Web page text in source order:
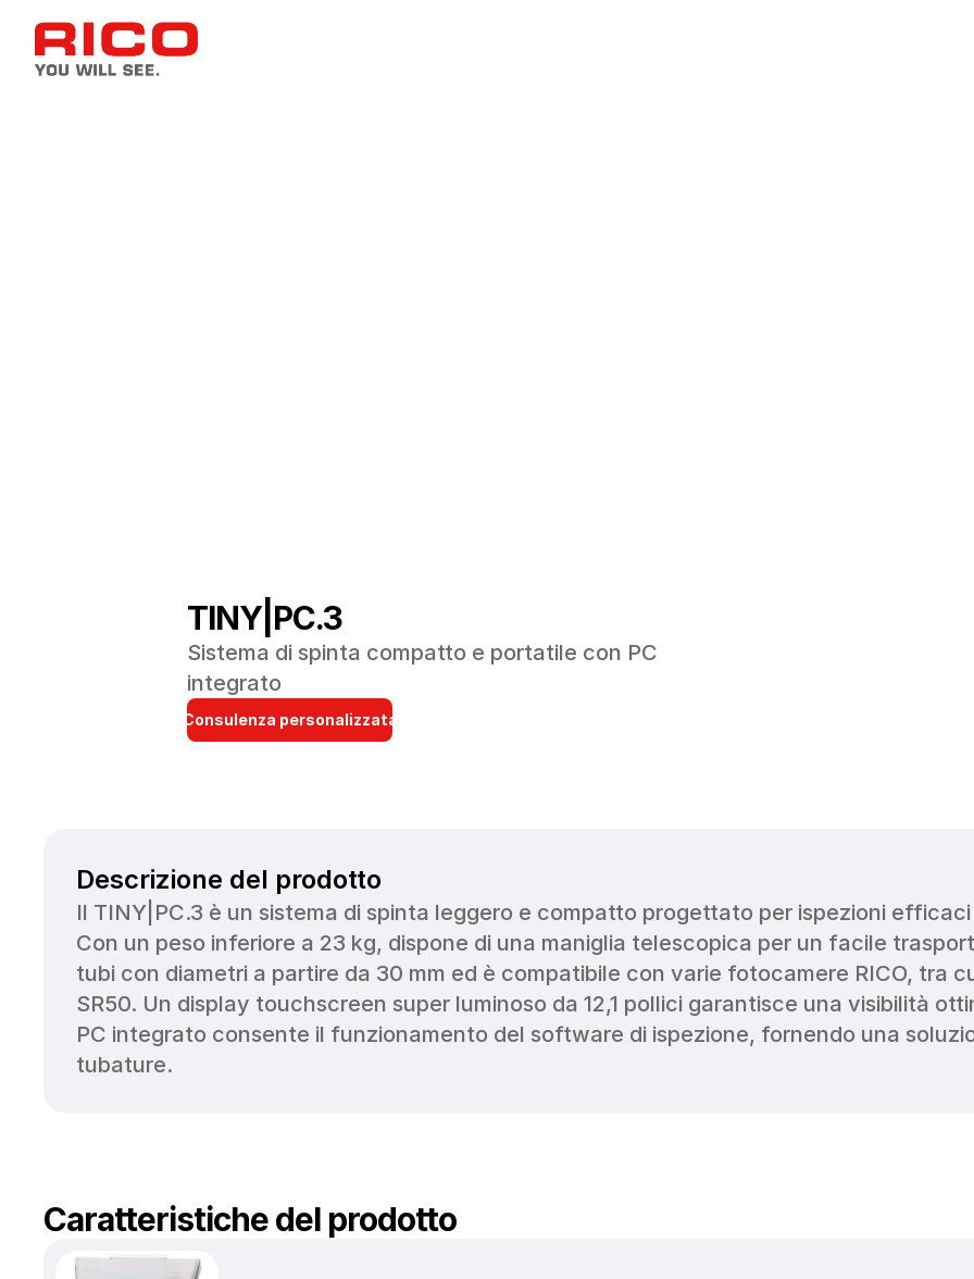
TINY|PC.3
Sistema di spinta compatto e portatile con PC
integrato
Consulenza personalizzata
Descrizione del prodotto
Il TINY|PC.3 è un sistema di spinta leggero e compatto progettato per ispezioni
Con un peso inferiore a 23 kg, dispone di una maniglia telescopica per un facile
tubi con diametri a partire da 30 mm ed è compatibile con varie fotocamere RICO, tra
SR50. Un display touchscreen super luminoso da 12,1 pollici garantisce una visibilità
PC integrato consente il funzionamento del software di ispezione, fornendo una
tubature.
Caratteristiche del prodotto